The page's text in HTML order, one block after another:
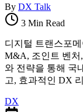
By DX Talk
3 Min Read
디지털 트랜스포
M&A, 조인트 벤처
와 전략을 통해 국
고, 효과적인 DX
DX